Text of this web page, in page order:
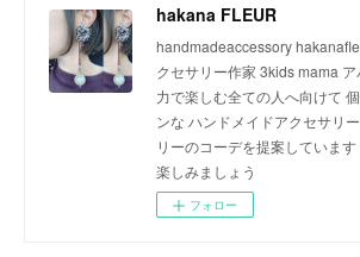
hakana FLEUR
handmadeaccessory
クセサリー作家 3kids mama
力で楽しむ全ての人へ向けて
ンな ハンドメイドアクセサリ
リーのコーデを提案していま
楽しみましょう
フォロー